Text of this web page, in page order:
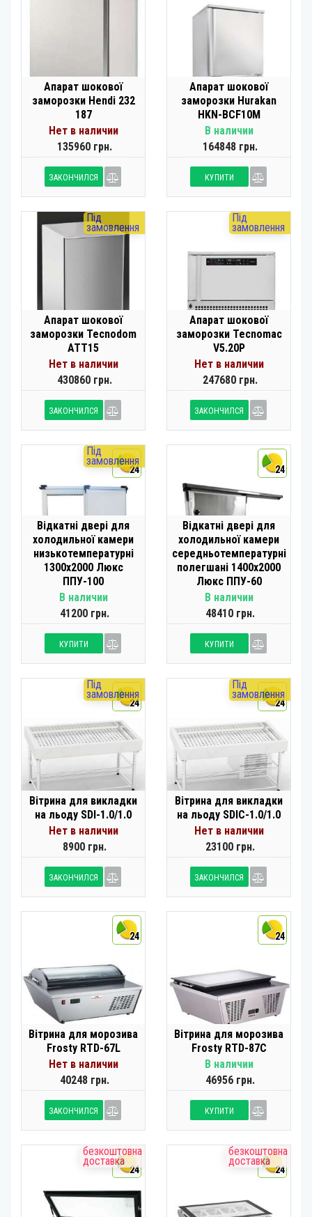
Апарат шокової
заморозки Hendi 232
187
Нет в наличии
135960 грн.
ЗАКОНЧИЛСЯ
Апарат шокової
заморозки Hurakan
HKN-BCF10M
В наличии
164848 грн.
КУПИТИ
Під
замовлення
Апарат шокової
заморозки Tecnodom
ATT15
Нет в наличии
430860 грн.
ЗАКОНЧИЛСЯ
Під
замовлення
Апарат шокової
заморозки Tecnomac
V5.20P
Нет в наличии
247680 грн.
ЗАКОНЧИЛСЯ
Під
замовлення
24
Відкатні двері для
холодильної камери
низькотемпературні
1300х2000 Люкс
ППУ-100
В наличии
41200 грн.
КУПИТИ
24
Відкатні двері для
холодильної камери
середньотемпературні
полегшані 1400х2000
Люкс ППУ-60
В наличии
48410 грн.
КУПИТИ
Під
замовлення
24
Вітрина для викладки
на льоду SDI-1.0/1.0
Нет в наличии
8900 грн.
ЗАКОНЧИЛСЯ
Під
замовлення
24
Вітрина для викладки
на льоду SDIC-1.0/1.0
Нет в наличии
23100 грн.
ЗАКОНЧИЛСЯ
24
Вітрина для морозива
Frosty RTD-67L
Нет в наличии
40248 грн.
ЗАКОНЧИЛСЯ
24
Вітрина для морозива
Frosty RTD-87C
В наличии
46956 грн.
КУПИТИ
безкоштовна
доставка
24
безкоштовна
доставка
24